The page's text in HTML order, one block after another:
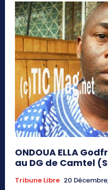
ONDOUA ELLA
au DG de Camtel
Tribune Libre 20